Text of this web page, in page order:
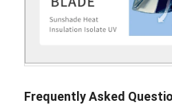
Frequently Asked